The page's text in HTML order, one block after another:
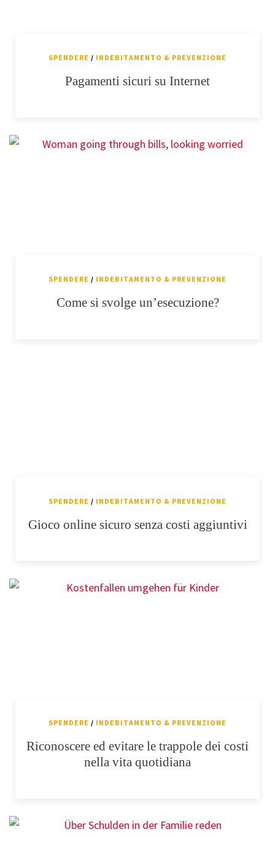
SPENDERE / INDEBITAMENTO & PREVENZIONE
Pagamenti sicuri su Internet
SPENDERE / INDEBITAMENTO & PREVENZIONE
Come si svolge un’esecuzione?
SPENDERE / INDEBITAMENTO & PREVENZIONE
Gioco online sicuro senza costi aggiuntivi
SPENDERE / INDEBITAMENTO & PREVENZIONE
Riconoscere ed evitare le trappole dei costi
nella vita quotidiana